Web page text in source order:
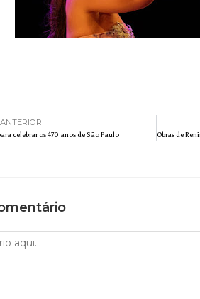
ANTERIOR
celebrar os 470 anos de São Paulo